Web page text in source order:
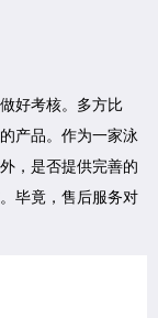
好考核。多方比
产品。作为一家泳
，是否提供完善的
毕竟，售后服务对